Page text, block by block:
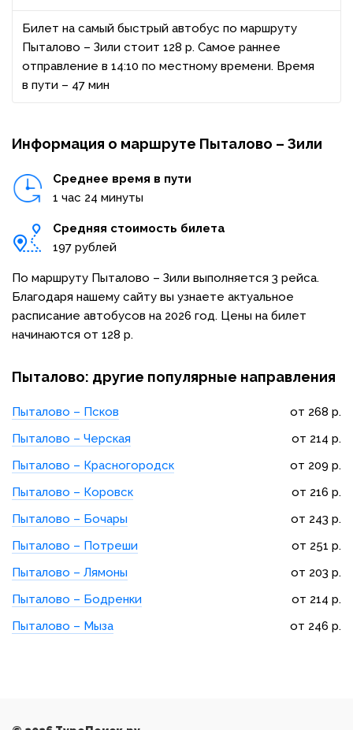
Билет на самый быстрый автобус по маршруту
Пыталово – Зили стоит 128 р. Самое раннее
отправление в 14:10 по местному времени. Время
в пути – 47 мин
Информация о маршруте Пыталово – Зили
Среднее время в пути
1 час 24 минуты
Средняя стоимость билета
197 рублей
По маршруту Пыталово – Зили выполняется 3 рейса.
Благодаря нашему сайту вы узнаете актуальное
расписание автобусов на 2026 год. Цены на билет
начинаются от 128 р.
Пыталово: другие популярные направления
Пыталово – Псков
от 268 р.
Пыталово – Черская
от 214 р.
Пыталово – Красногородск
от 209 р.
Пыталово – Коровск
от 216 р.
Пыталово – Бочары
от 243 р.
Пыталово – Потреши
от 251 р.
Пыталово – Лямоны
от 203 р.
Пыталово – Бодренки
от 214 р.
Пыталово – Мыза
от 246 р.